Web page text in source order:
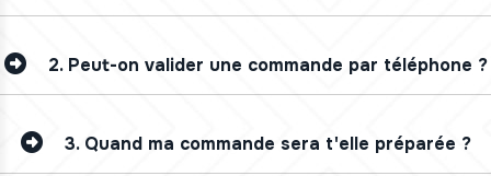
2. Peut-on valider une commande par téléphone ?
3. Quand ma commande sera t'elle préparée ?